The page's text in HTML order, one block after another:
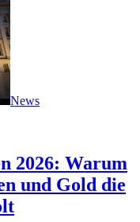
News
2026: Warum
und Gold die